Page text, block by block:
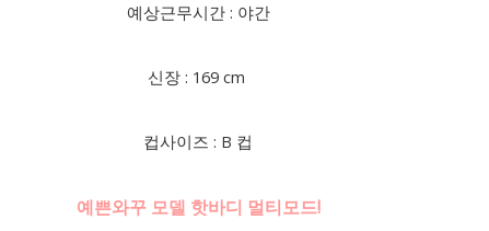
예상근무시간 : 야간
신장 : 169 cm
컵사이즈 : B 컵
예쁜와꾸 모델 핫바디 멀티모드!